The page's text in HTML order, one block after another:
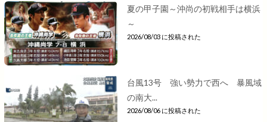
夏の甲子園～沖尚の初戦相手は横浜
～
2026/08/03 に投稿された
台風13号 強い勢力で西へ 暴風域
の南大...
2026/08/06 に投稿された